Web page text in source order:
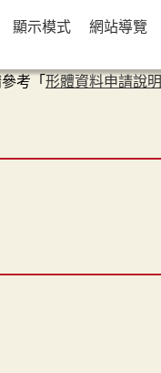
顯示模式 網站導覽
考「 形體資料申請說明